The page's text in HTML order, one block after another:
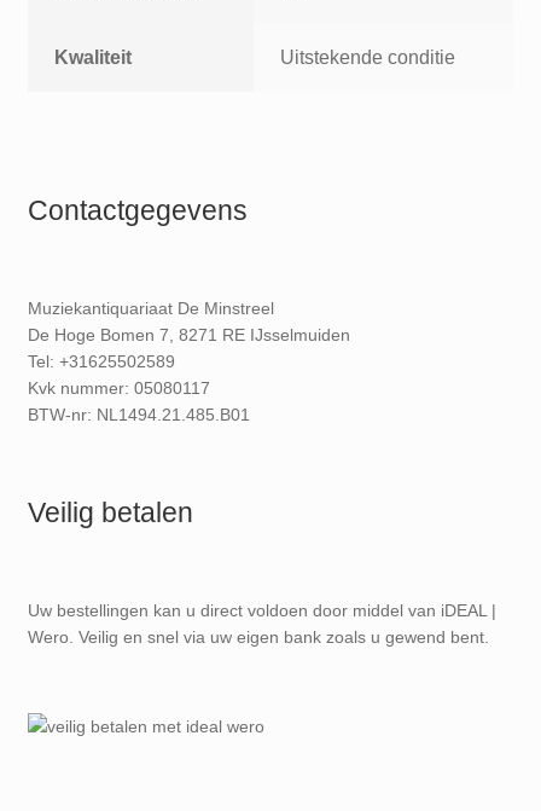
Kwaliteit Uitstekende conditie
Contactgegevens
Muziekantiquariaat De Minstreel
De Hoge Bomen 7, 8271 RE IJsselmuiden
Tel: +31625502589
Kvk nummer: 05080117
BTW-nr: NL1494.21.485.B01
Veilig betalen
Uw bestellingen kan u direct voldoen door middel van iDEAL |
Wero. Veilig en snel via uw eigen bank zoals u gewend bent.